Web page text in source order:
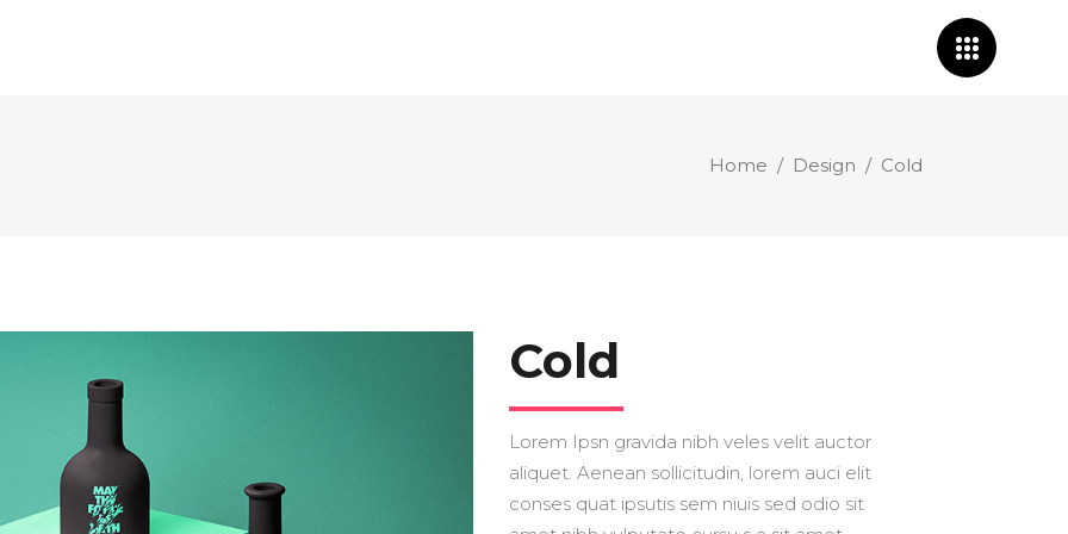
Home / Design / Cold
Cold
Lorem Ipsn gravida nibh veles velit auctor
aliquet. Aenean sollicitudin, lorem auci elit
conses quat ipsutis sem niuis sed odio sit